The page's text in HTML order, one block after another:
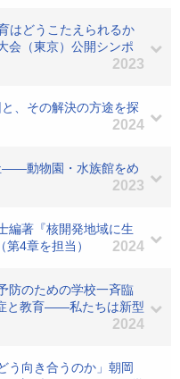
はどうこたえられるか
（東京）公開シンポ
2023
、その解決の方途を探
2024
――動物園・水族館をめ
2023
編著『核開発地域に生
4章を担当）
2024
防のための学校一斉臨
と教育――私たちは新型
2024
う向き合うのか」朝岡